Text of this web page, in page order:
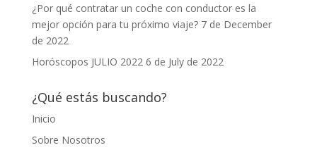
¿Por qué contratar un coche con conductor es la
mejor opción para tu próximo viaje? 7 de December
de 2022
Horóscopos JULIO 2022 6 de July de 2022
¿Qué estás buscando?
Inicio
Sobre Nosotros